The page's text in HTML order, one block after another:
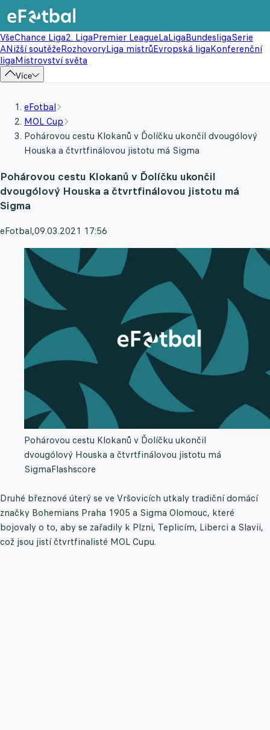
VšeChance Liga2. LigaPremier LeagueLaLigaBundesligaSerie
ANižší soutěžeRozhovoryLiga mistrůEvropská ligaKonferenční
ligaMistrovství světa
Více
eFotbal
MOL Cup
Pohárovou cestu Klokanů v Ďolíčku ukončil dvougólový
Houska a čtvrtfinálovou jistotu má Sigma
Pohárovou cestu Klokanů v Ďolíčku ukončil
dvougólový Houska a čtvrtfinálovou jistotu má
Sigma
eFotbal,09.03.2021 17:56
Pohárovou cestu Klokanů v Ďolíčku ukončil
dvougólový Houska a čtvrtfinálovou jistotu má
SigmaFlashscore
Druhé březnové úterý se ve Vršovicích utkaly tradiční domácí
značky Bohemians Praha 1905 a Sigma Olomouc, které
bojovaly o to, aby se zařadily k Plzni, Teplicím, Liberci a Slavii,
což jsou jistí čtvrtfinalisté MOL Cupu.